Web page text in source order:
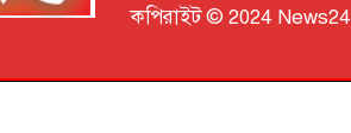
কপিরাইট © 2024 News24